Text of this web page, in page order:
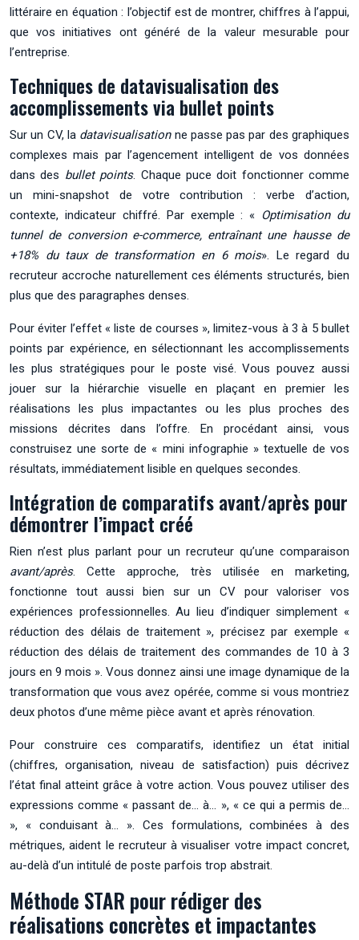
littéraire en équation : l’objectif est de montrer, chiffres à l’appui,
que vos initiatives ont généré de la valeur mesurable pour
l’entreprise.
Techniques de datavisualisation des
accomplissements via bullet points
Sur un CV, la datavisualisationne passe pas par des graphiques
complexes mais par l’agencement intelligent de vos données
dans des bullet points. Chaque puce doit fonctionner comme
un mini-snapshot de votre contribution : verbe d’action,
contexte, indicateur chiffré. Par exemple : « Optimisation du
tunnel de conversion e-commerce, entraînant une hausse de
+18% du taux de transformation en 6 mois». Le regard du
recruteur accroche naturellement ces éléments structurés, bien
plus que des paragraphes denses.
Pour éviter l’effet « liste de courses », limitez-vous à 3 à 5 bullet
points par expérience, en sélectionnant les accomplissements
les plus stratégiques pour le poste visé. Vous pouvez aussi
jouer sur la hiérarchie visuelle en plaçant en premier les
réalisations les plus impactantes ou les plus proches des
missions décrites dans l’offre. En procédant ainsi, vous
construisez une sorte de « mini infographie » textuelle de vos
résultats, immédiatement lisible en quelques secondes.
Intégration de comparatifs avant/après pour
démontrer l’impact créé
Rien n’est plus parlant pour un recruteur qu’une comparaison
avant/après. Cette approche, très utilisée en marketing,
fonctionne tout aussi bien sur un CV pour valoriser vos
expériences professionnelles. Au lieu d’indiquer simplement «
réduction des délais de traitement », précisez par exemple «
réduction des délais de traitement des commandes de 10 à 3
jours en 9 mois ». Vous donnez ainsi une image dynamique de la
transformation que vous avez opérée, comme si vous montriez
deux photos d’une même pièce avant et après rénovation.
Pour construire ces comparatifs, identifiez un état initial
(chiffres, organisation, niveau de satisfaction) puis décrivez
l’état final atteint grâce à votre action. Vous pouvez utiliser des
expressions comme « passant de… à… », « ce qui a permis de…
», « conduisant à… ». Ces formulations, combinées à des
métriques, aident le recruteur à visualiser votre impact concret,
au-delà d’un intitulé de poste parfois trop abstrait.
Méthode STAR pour rédiger des
réalisations concrètes et impactantes